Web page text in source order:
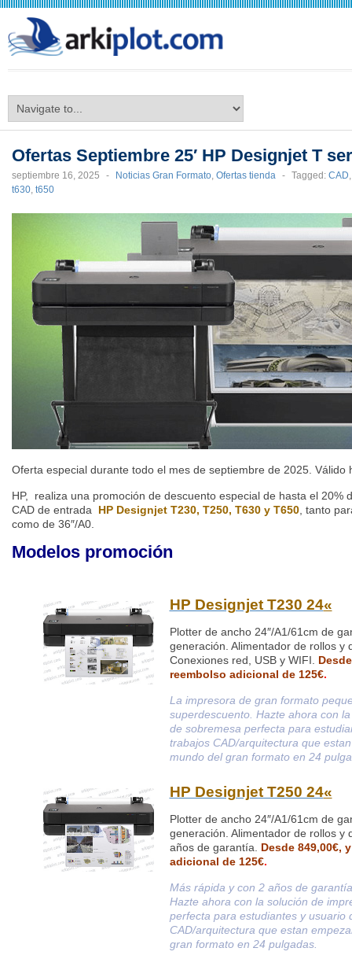
Ofertas Septiembre 25′ HP Designjet T
septiembre 16, 2025 - Noticias Gran Formato, Ofertas tienda - Tagged: CAD
t630, t650
Oferta especial durante todo el mes de septiembre de 2025. Válido
HP, realiza una promoción de descuento especial de hasta el 20%
CAD de entrada HP Designjet T230, T250, T630 y T650, tanto
como de 36″/A0.
Modelos promoción
HP Designjet T230 24«
Plotter de ancho 24″/A1/61cm de
generación. Alimentador de rollos y
Conexiones red, USB y WIFI.
reembolso adicional de 125€.
La impresora de gran formato
superdescuento. Hazte ahora con
de sobremesa perfecta para
trabajos CAD/arquitectura que
mundo del gran formato en 24
HP Designjet T250 24«
Plotter de ancho 24″/A1/61cm de
generación. Alimentador de rollos y
años de garantía. Desde 849,00€,
adicional de 125€.
Más rápida y con 2 años de
Hazte ahora con la solución de
perfecta para estudiantes y usuario
CAD/arquitectura que estan
gran formato en 24 pulgadas.